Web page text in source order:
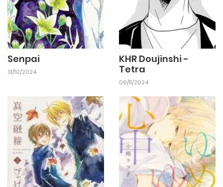
Senpai
31/10/2024
KHR Doujinshi -
Tetra
09/11/2024